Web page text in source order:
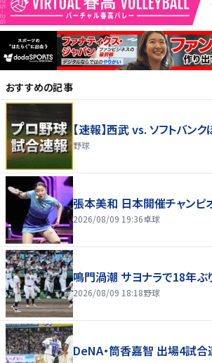
おすすめの記事
【速報】西武 vs. ソフトバンク
野球
張本美和 日本開催チャンピ
2026/08/09 19:36卓球
鳴門渦潮 サヨナラで18年ぶ
2026/08/09 18:18野球
DeNA・筒香嘉智 出場4試